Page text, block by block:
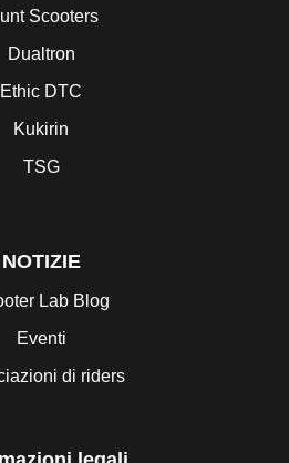
Scooters
Dualtron
Ethic DTC
Kukirin
TSG
NOTIZIE
Lab Blog
Eventi
di riders